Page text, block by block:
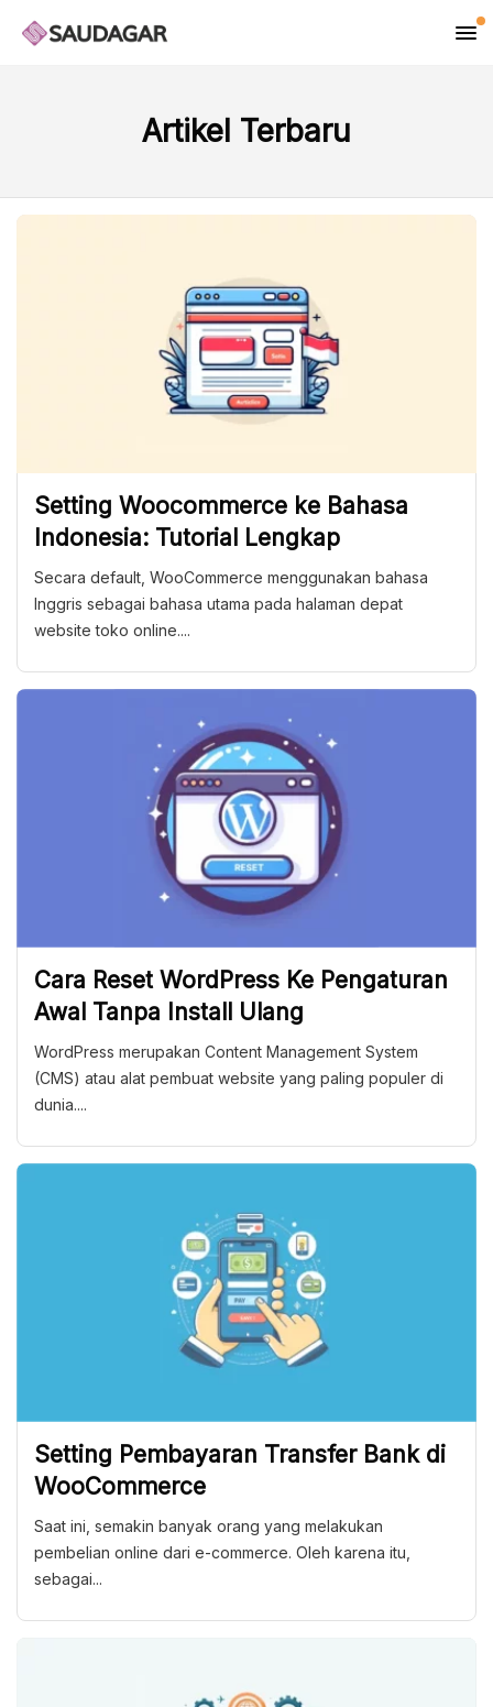
Artikel Terbaru
Setting Woocommerce ke Bahasa
Indonesia: Tutorial Lengkap
Secara default, WooCommerce menggunakan bahasa
Inggris sebagai bahasa utama pada halaman depat
website toko online....
Cara Reset WordPress Ke Pengaturan
Awal Tanpa Install Ulang
WordPress merupakan Content Management System
(CMS) atau alat pembuat website yang paling populer di
dunia....
Setting Pembayaran Transfer Bank di
WooCommerce
Saat ini, semakin banyak orang yang melakukan
pembelian online dari e-commerce. Oleh karena itu,
sebagai...